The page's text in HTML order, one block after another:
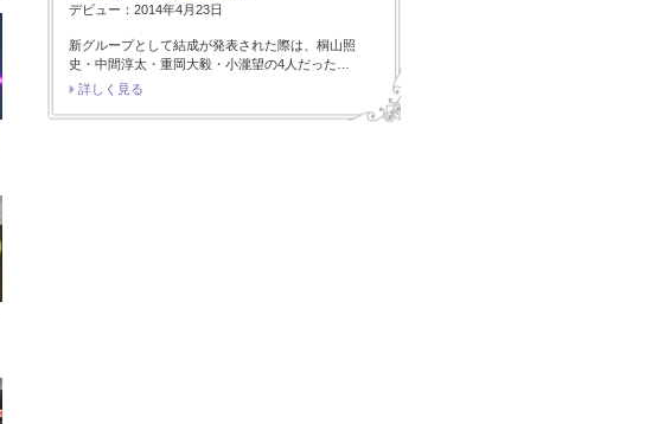
デビュー：2014年4月23日
新グループとして結成が発表された際は、桐山照
史・中間淳太・重岡大毅・小瀧望の4人だった…
詳しく見る